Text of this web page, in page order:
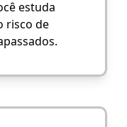
estuda
risco de